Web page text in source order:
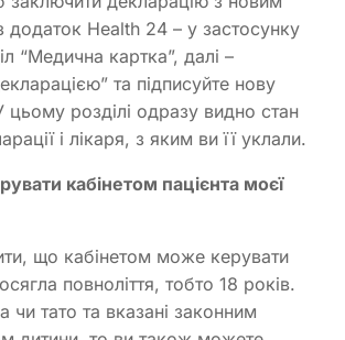
додаток Health 24 – у застосунку
“Медична картка”, далі –
та підписуйте нову
цьому розділі одразу видно стан
і лікаря, з яким ви її уклали.
кабінетом пацієнта моєї
що кабінетом може керувати
повноліття, тобто 18 років.
тато та вказані законним